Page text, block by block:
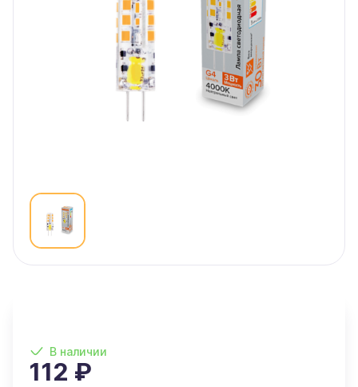
В наличии
112 ₽